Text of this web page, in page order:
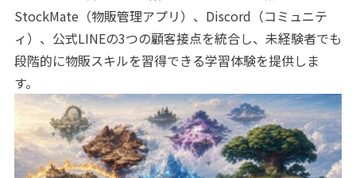
StockMate（物販管理アプリ）、Discord（コミュニテ
ィ）、公式LINEの3つの顧客接点を統合し、未経験者でも
段階的に物販スキルを習得できる学習体験を提供しま
す。